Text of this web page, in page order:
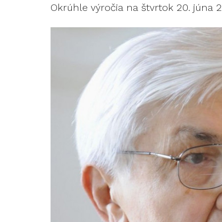
Okrúhle výročia na štvrtok 20. júna